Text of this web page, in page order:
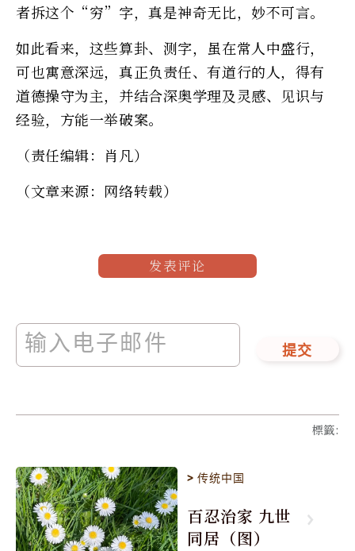
者拆这个“穷”字，真是神奇无比，妙不可言。
如此看来，这些算卦、测字，虽在常人中盛行，
可也寓意深远，真正负责任、有道行的人，得有
道德操守为主，并结合深奥学理及灵感、见识与
经验，方能一举破案。
（责任编辑：肖凡）
（文章来源：网络转载）
发表评论
提交
標籤:
>传统中国
百忍治家 九世
同居（图）